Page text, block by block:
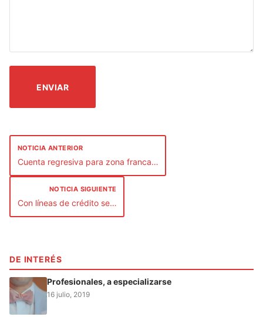
NOTICIA ANTERIOR
Cuenta regresiva para zona franca…
NOTICIA SIGUIENTE
Con líneas de crédito se…
DE INTERÉS
Profesionales, a especializarse
16 julio, 2019